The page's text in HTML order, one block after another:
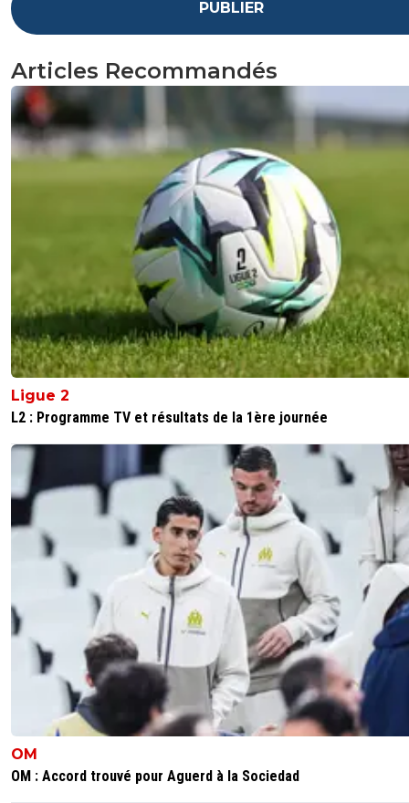
PUBLIER
Articles Recommandés
Ligue 2
L2 : Programme TV et résultats de la 1ère journée
OM
OM : Accord trouvé pour Aguerd à la Sociedad